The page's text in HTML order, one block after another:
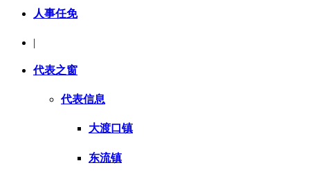
人事任免
|
代表之窗
代表信息
大渡口镇
东流镇